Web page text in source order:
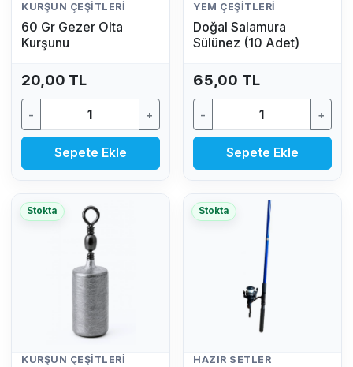
KURŞUN ÇEŞITLERI
60 Gr Gezer Olta
Kurşunu
20,00 TL
- +
Sepete Ekle
YEM ÇEŞITLERI
Doğal Salamura
Sülünez (10 Adet)
65,00 TL
- +
Sepete Ekle
Stokta
KURŞUN ÇEŞITLERI
Stokta
HAZIR SETLER